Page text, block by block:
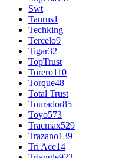
Swt
Taurus1
Techking
Tercelo9
Tigar32
TopTrust
Torero110
Torque48
Total Trust
Tourador85
Toyo573
Tracmax529
Trazano139
Tri Ace14